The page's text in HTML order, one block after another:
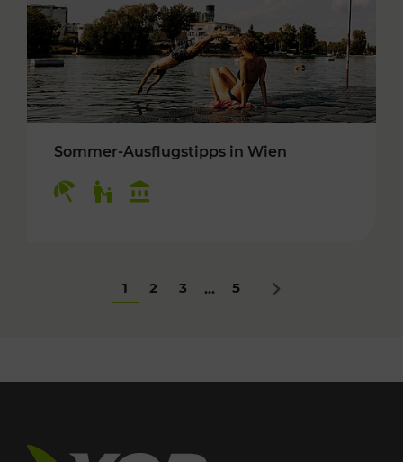
Sommer-Ausflugstipps in Wien
1 2 3 ... 5 Nächstes